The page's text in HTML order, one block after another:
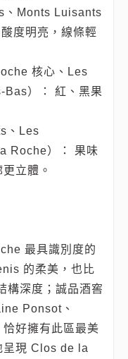
、Monts Luisants
度明亮，線條輕
核心、Les
）： 紅、黑果
、Les
Roche）： 果味
立體。
最具識別度的
的柔美，也比
構深度；誠品酒窖
Ponsot、
好擁有此區最美
呈現 Clos de la